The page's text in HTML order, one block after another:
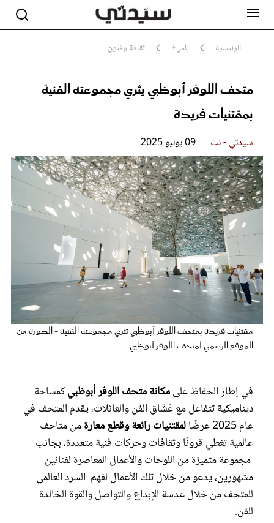
الرئيسية بلس+ ثقافة وفنون
متحف اللوفر أبوظبي يثري مجموعته الفنية
بمقتنيات فريدة
سيدتي - نت 09 يوليو 2025
مقتنيات فريدة بمتحف اللوفر أبوظبي تثري مجموعته الفنية - الصورة من
الموقع الرسمي لمتحف اللوفر أبوظبي
في إطار الحفاظ علىمكانة متحف اللوفر أبوظبيكمساحة
ديناميكية تتفاعل مع عُشّاق الفن والعائلات، يقدم المتحف في
عام 2025 عرضًا
لمقتنيات رائعة وقطع معارةمن متاحف
عالمية تغطي قرونًا وثقافات وحركات فنية متعددة، بجانب
مجموعة متميزة من اللوحات والأعمال المعاصرة لفنانين
مشهورين، يدعو من خلال تلك الأعمال لفهم السرد العالمي
للمتحف من خلال عدسة الإبداع والتواصل والقوة الخالدة
للفن.
مشاهير
جمال
سيدتي وطفلك
لايف ستايل
بلس+
فيديو
مطبخ سيدتي
مقالات الرأي
تقارير
عروس سيدتي
مجلة سيدتي
غلاف رفمي